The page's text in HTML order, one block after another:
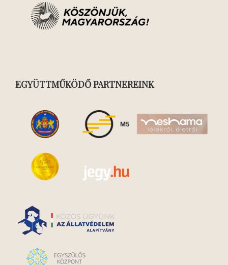
EGYÜTTMŰKÖDŐ PARTNEREINK